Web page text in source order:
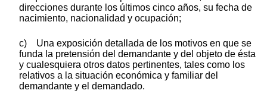
direcciones durante los últimos cinco años, su fecha de
nacimiento, nacionalidad y ocupación;
c) Una exposición detallada de los motivos en que se
funda la pretensión del demandante y del objeto de ésta
y cualesquiera otros datos pertinentes, tales como los
relativos a la situación económica y familiar del
demandante y el demandado.